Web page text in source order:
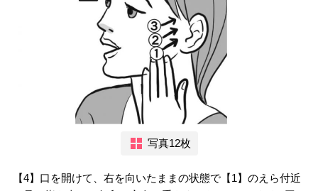
写真12枚
【4】口を開けて、右を向いたままの状態で【1】のえら付近